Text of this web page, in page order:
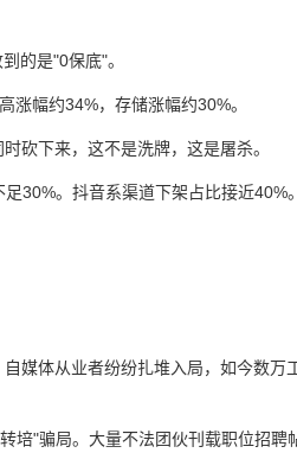
的是"0保底"。
涨幅约34%，存储涨幅约30%。
砍下来，这不是洗牌，这是屠杀。
30%。抖音系渠道下架占比接近40%。
媒体从业者纷纷扎堆入局，如今数万
"骗局。大量不法团伙刊载职位招聘